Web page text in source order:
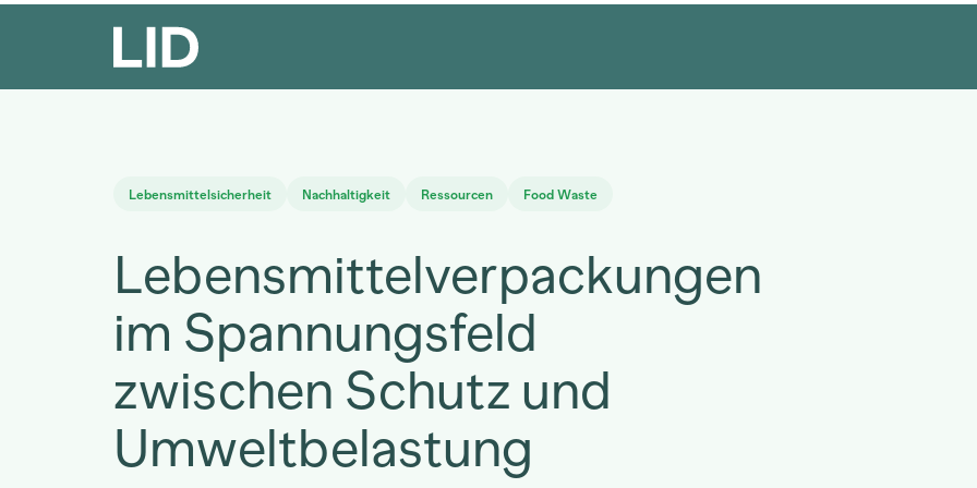
Lebensmittelsicherheit Nachhaltigkeit Ressourcen Food Waste
Lebensmittelverpackungen
im Spannungsfeld
zwischen Schutz und
Umweltbelastung